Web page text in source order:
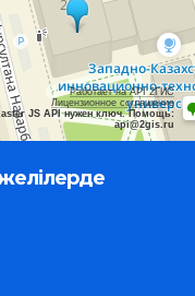
Работает на API 2ГИС
Лицензионное соглашение
JS API нужен ключ. Помощь:
api@2gis.ru